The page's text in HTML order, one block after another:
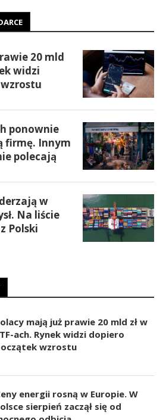
20 mld
widzi
ponownie
firmę. Innym
polecają
w
Na liście
Polski
mają już prawie 20 mld zł w
ach. Rynek widzi dopiero
wzrostu
energii rosną w Europie. W
sierpień zaczął się od